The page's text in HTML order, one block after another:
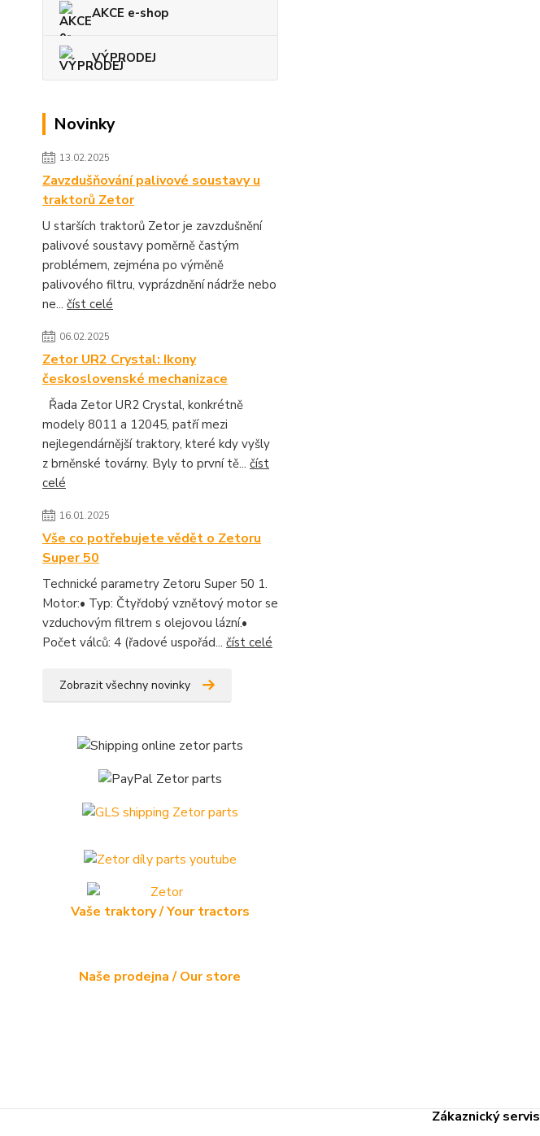
AKCE e-shop
VÝPRODEJ
Novinky
13.02.2025
Zavzdušňování palivové soustavy u
traktorů Zetor
U starších traktorů Zetor je zavzdušnění
palivové soustavy poměrně častým
problémem, zejména po výměně
palivového filtru, vyprázdnění nádrže nebo
ne... číst celé
06.02.2025
Zetor UR2 Crystal: Ikony
československé mechanizace
Řada Zetor UR2 Crystal, konkrétně
modely 8011 a 12045, patří mezi
nejlegendárnější traktory, které kdy vyšly
z brněnské továrny. Byly to první tě... číst
celé
16.01.2025
Vše co potřebujete vědět o Zetoru
Super 50
Technické parametry Zetoru Super 50 1.
Motor:• Typ: Čtyřdobý vznětový motor se
vzduchovým filtrem s olejovou lázní.•
Počet válců: 4 (řadové uspořád... číst celé
Zobrazit všechny novinky
Vaše traktory / Your tractors
Naše prodejna / Our store
Zákaznický servis